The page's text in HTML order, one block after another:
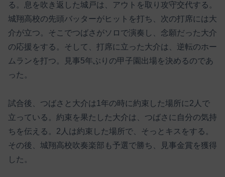
る。息を吹き返した城戸は、アウトを取り攻守交代する。
城翔高校の先頭バッターがヒットを打ち、次の打席には大
介が立つ。そこでつばさがソロで演奏し、念願だった大介
の応援をする。そして、打席に立った大介は、逆転のホー
ムランを打つ。見事5年ぶりの甲子園出場を決めるのであ
った。
試合後、つばさと大介は1年の時に約束した場所に2人で
立っている。約束を果たした大介は、つばさに自分の気持
ちを伝える。2人は約束した場所で、そっとキスをする。
その後、城翔高校吹奏楽部も予選で勝ち、見事金賞を獲得
した。